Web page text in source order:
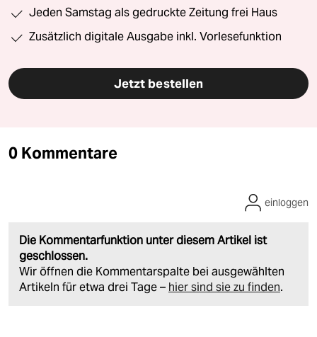
Jeden Samstag als gedruckte Zeitung frei Haus
Zusätzlich digitale Ausgabe inkl. Vorlesefunktion
Jetzt bestellen
0 Kommentare
Die Kommentarfunktion unter diesem Artikel ist
geschlossen.
Wir öffnen die Kommentarspalte bei ausgewählten
Artikeln für etwa drei Tage – hier sind sie zu finden.
einloggen